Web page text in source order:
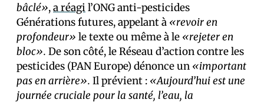
bâclé»,a réagi l’ONG anti-pesticides
Générations futures, appelant à «revoir en
profondeur» le texte ou même à le «rejeter en
bloc». De son côté, le Réseau d’action contre les
pesticides (PAN Europe) dénonce un «important
pas en arrière». Il prévient : «Aujourd’hui est une
journée cruciale pour la santé, l’eau, la